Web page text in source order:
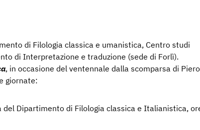
di Filologia classica e umanistica, Centro studi
di Interpretazione e traduzione (sede di Forlì).
, in occasione del ventennale dalla scomparsa di Piero
giornate:
del Dipartimento di Filologia classica e Italianistica,